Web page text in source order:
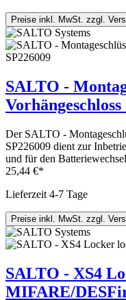
Preise inkl. MwSt. zzgl.
SALTO -
Vorhängeschloss
Der SALTO -
SP226009 dient zur
und für den
25,44 €*
Lieferzeit 4-7 Tage
Preise inkl. MwSt. zzgl.
SALTO - XS4
MIFARE/